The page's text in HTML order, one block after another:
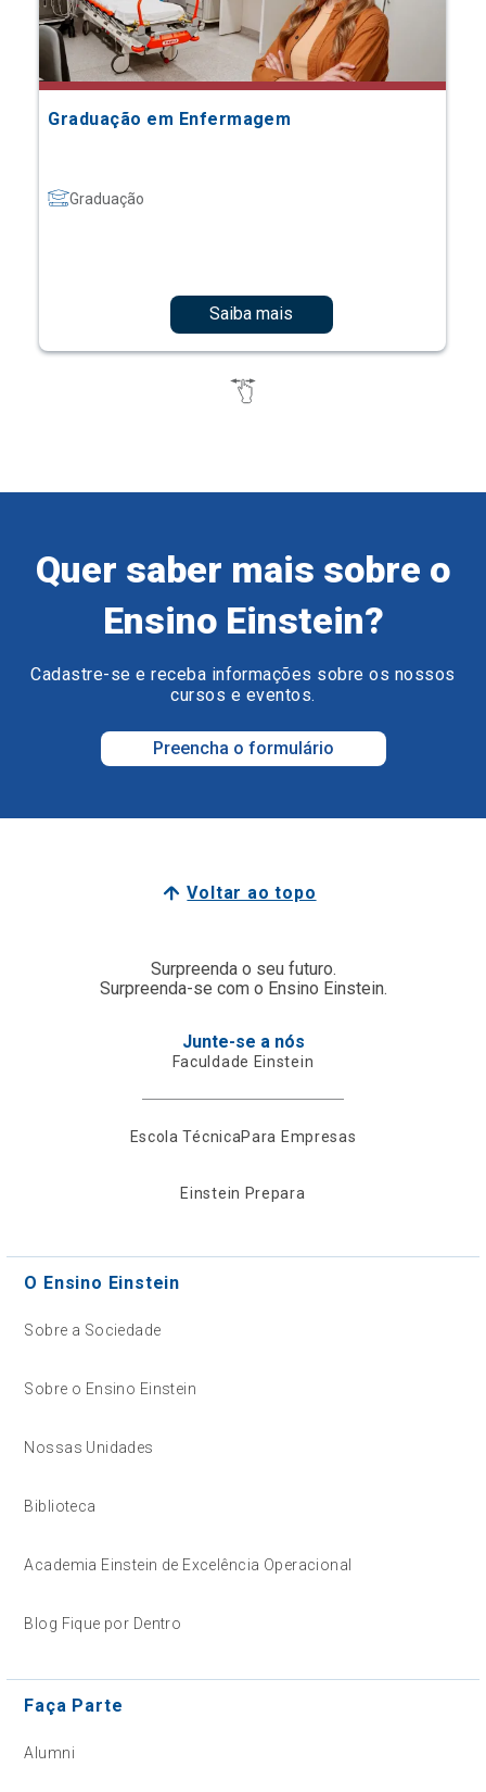
Graduação em Enfermagem
Graduação
Saiba mais
Quer saber mais sobre o
Ensino Einstein?
Cadastre-se e receba informações sobre os nossos
cursos e eventos.
Preencha o formulário
Voltar ao topo
Surpreenda o seu futuro.
Surpreenda-se com o Ensino Einstein.
Junte-se a nós
Faculdade Einstein
Escola TécnicaPara Empresas
Einstein Prepara
O Ensino Einstein
Sobre a Sociedade
Sobre o Ensino Einstein
Nossas Unidades
Biblioteca
Academia Einstein de Excelência Operacional
Blog Fique por Dentro
Faça Parte
Alumni